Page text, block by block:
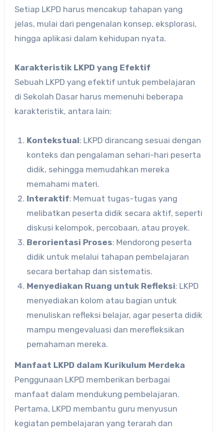
Setiap LKPD harus mencakup tahapan yang
jelas, mulai dari pengenalan konsep, eksplorasi,
hingga aplikasi dalam kehidupan nyata.
Karakteristik LKPD yang Efektif
Sebuah LKPD yang efektif untuk pembelajaran
di Sekolah Dasar harus memenuhi beberapa
karakteristik, antara lain:
Kontekstual: LKPD dirancang sesuai dengan
konteks dan pengalaman sehari-hari peserta
didik, sehingga memudahkan mereka
memahami materi.
Interaktif: Memuat tugas-tugas yang
melibatkan peserta didik secara aktif, seperti
diskusi kelompok, percobaan, atau proyek.
Berorientasi Proses: Mendorong peserta
didik untuk melalui tahapan pembelajaran
secara bertahap dan sistematis.
Menyediakan Ruang untuk Refleksi: LKPD
menyediakan kolom atau bagian untuk
menuliskan refleksi belajar, agar peserta didik
mampu mengevaluasi dan merefleksikan
pemahaman mereka.
Manfaat LKPD dalam Kurikulum Merdeka
Penggunaan LKPD memberikan berbagai
manfaat dalam mendukung pembelajaran.
Pertama, LKPD membantu guru menyusun
kegiatan pembelajaran yang terarah dan